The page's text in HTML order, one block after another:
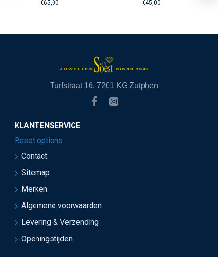
€65,00 €45,00
Turfstraat 16, 7201 KG Zutphen
KLANTENSERVICE
Reset options
Contact
Sitemap
Merken
Algemene voorwaarden
Levering & Verzending
Openingstijden